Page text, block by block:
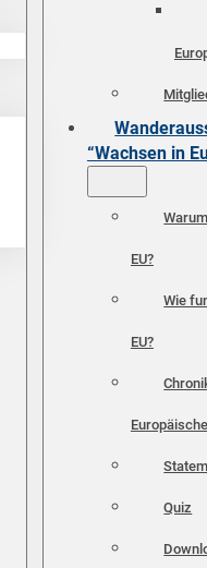
“Wachsen in
EU?
Wie
EU?
Quiz